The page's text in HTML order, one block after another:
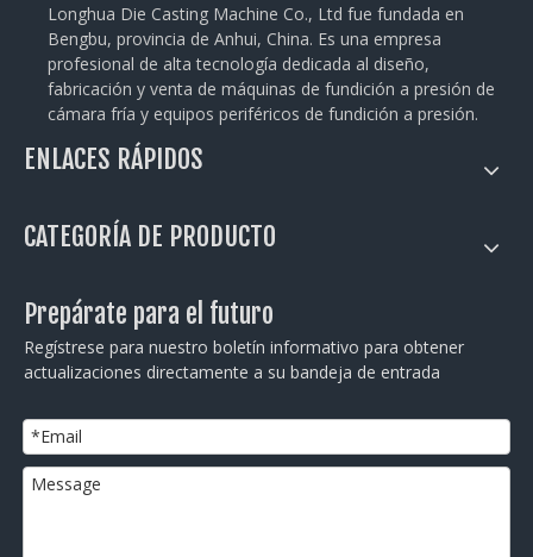
Longhua Die Casting Machine Co., Ltd fue fundada en
Bengbu, provincia de Anhui, China. Es una empresa
profesional de alta tecnología dedicada al diseño,
fabricación y venta de máquinas de fundición a presión de
cámara fría y equipos periféricos de fundición a presión.
ENLACES RÁPIDOS
CATEGORÍA DE PRODUCTO
Prepárate para el futuro
Regístrese para nuestro boletín informativo para obtener
actualizaciones directamente a su bandeja de entrada